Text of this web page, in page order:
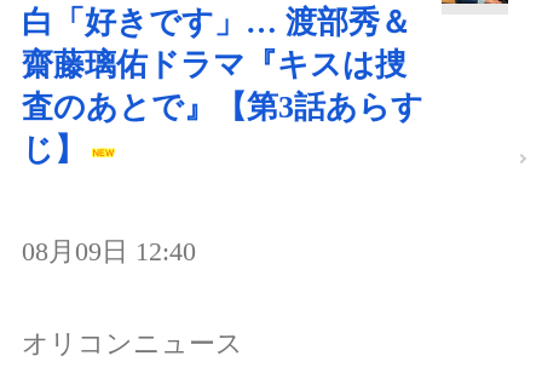
白「好きです」… 渡部秀＆
齋藤璃佑ドラマ『キスは捜
査のあとで』【第3話あらす
じ】
08月09日 12:40
オリコンニュース